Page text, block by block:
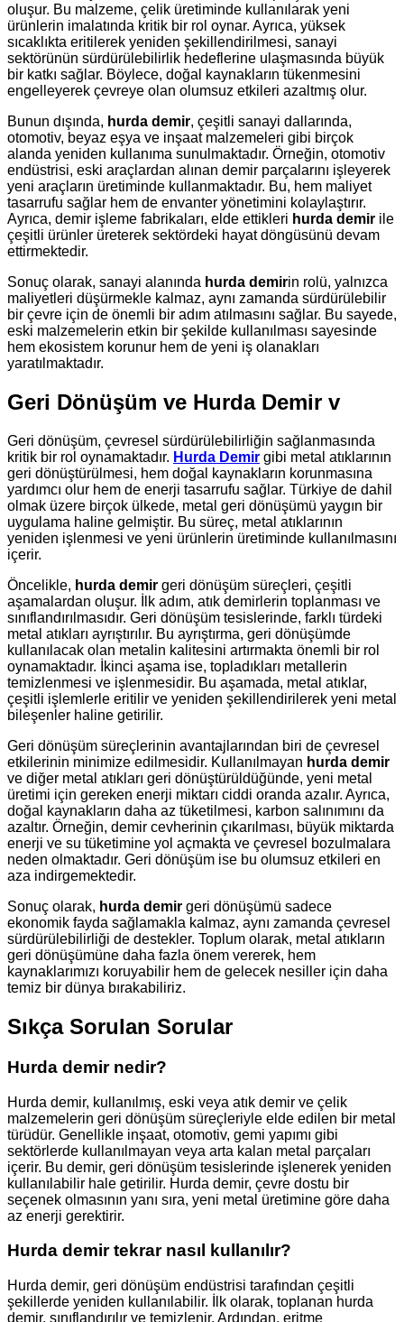
oluşur. Bu malzeme, çelik üretiminde kullanılarak yeni
ürünlerin imalatında kritik bir rol oynar. Ayrıca, yüksek
sıcaklıkta eritilerek yeniden şekillendirilmesi, sanayi
sektörünün sürdürülebilirlik hedeflerine ulaşmasında büyük
bir katkı sağlar. Böylece, doğal kaynakların tükenmesini
engelleyerek çevreye olan olumsuz etkileri azaltmış olur.
Bunun dışında, hurda demir, çeşitli sanayi dallarında,
otomotiv, beyaz eşya ve inşaat malzemeleri gibi birçok
alanda yeniden kullanıma sunulmaktadır. Örneğin, otomotiv
endüstrisi, eski araçlardan alınan demir parçalarını işleyerek
yeni araçların üretiminde kullanmaktadır. Bu, hem maliyet
tasarrufu sağlar hem de envanter yönetimini kolaylaştırır.
Ayrıca, demir işleme fabrikaları, elde ettikleri hurda demir ile
çeşitli ürünler üreterek sektördeki hayat döngüsünü devam
ettirmektedir.
Sonuç olarak, sanayi alanında hurda demirin rolü, yalnızca
maliyetleri düşürmekle kalmaz, aynı zamanda sürdürülebilir
bir çevre için de önemli bir adım atılmasını sağlar. Bu sayede,
eski malzemelerin etkin bir şekilde kullanılması sayesinde
hem ekosistem korunur hem de yeni iş olanakları
yaratılmaktadır.
Geri Dönüşüm ve Hurda Demir v
Geri dönüşüm, çevresel sürdürülebilirliğin sağlanmasında
kritik bir rol oynamaktadır. Hurda Demir gibi metal atıklarının
geri dönüştürülmesi, hem doğal kaynakların korunmasına
yardımcı olur hem de enerji tasarrufu sağlar. Türkiye de dahil
olmak üzere birçok ülkede, metal geri dönüşümü yaygın bir
uygulama haline gelmiştir. Bu süreç, metal atıklarının
yeniden işlenmesi ve yeni ürünlerin üretiminde kullanılmasını
içerir.
Öncelikle, hurda demir geri dönüşüm süreçleri, çeşitli
aşamalardan oluşur. İlk adım, atık demirlerin toplanması ve
sınıflandırılmasıdır. Geri dönüşüm tesislerinde, farklı türdeki
metal atıkları ayrıştırılır. Bu ayrıştırma, geri dönüşümde
kullanılacak olan metalin kalitesini artırmakta önemli bir rol
oynamaktadır. İkinci aşama ise, topladıkları metallerin
temizlenmesi ve işlenmesidir. Bu aşamada, metal atıklar,
çeşitli işlemlerle eritilir ve yeniden şekillendirilerek yeni metal
bileşenler haline getirilir.
Geri dönüşüm süreçlerinin avantajlarından biri de çevresel
etkilerinin minimize edilmesidir. Kullanılmayan hurda demir
ve diğer metal atıkları geri dönüştürüldüğünde, yeni metal
üretimi için gereken enerji miktarı ciddi oranda azalır. Ayrıca,
doğal kaynakların daha az tüketilmesi, karbon salınımını da
azaltır. Örneğin, demir cevherinin çıkarılması, büyük miktarda
enerji ve su tüketimine yol açmakta ve çevresel bozulmalara
neden olmaktadır. Geri dönüşüm ise bu olumsuz etkileri en
aza indirgemektedir.
Sonuç olarak, hurda demir geri dönüşümü sadece
ekonomik fayda sağlamakla kalmaz, aynı zamanda çevresel
sürdürülebilirliği de destekler. Toplum olarak, metal atıkların
geri dönüşümüne daha fazla önem vererek, hem
kaynaklarımızı koruyabilir hem de gelecek nesiller için daha
temiz bir dünya bırakabiliriz.
Sıkça Sorulan Sorular
Hurda demir nedir?
Hurda demir, kullanılmış, eski veya atık demir ve çelik
malzemelerin geri dönüşüm süreçleriyle elde edilen bir metal
türüdür. Genellikle inşaat, otomotiv, gemi yapımı gibi
sektörlerde kullanılmayan veya arta kalan metal parçaları
içerir. Bu demir, geri dönüşüm tesislerinde işlenerek yeniden
kullanılabilir hale getirilir. Hurda demir, çevre dostu bir
seçenek olmasının yanı sıra, yeni metal üretimine göre daha
az enerji gerektirir.
Hurda demir tekrar nasıl kullanılır?
Hurda demir, geri dönüşüm endüstrisi tarafından çeşitli
şekillerde yeniden kullanılabilir. İlk olarak, toplanan hurda
demir, sınıflandırılır ve temizlenir. Ardından, eritme